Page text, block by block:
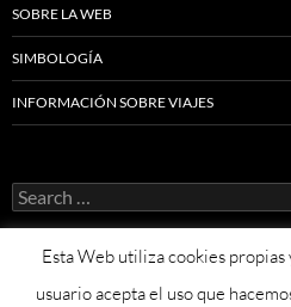
SOBRE LA WEB
SIMBOLOGÍA
INFORMACIÓN SOBRE VIAJES
Search
for:
Proudly powered by WordPress
Esta Web utiliza cookies
usuario acepta el uso que